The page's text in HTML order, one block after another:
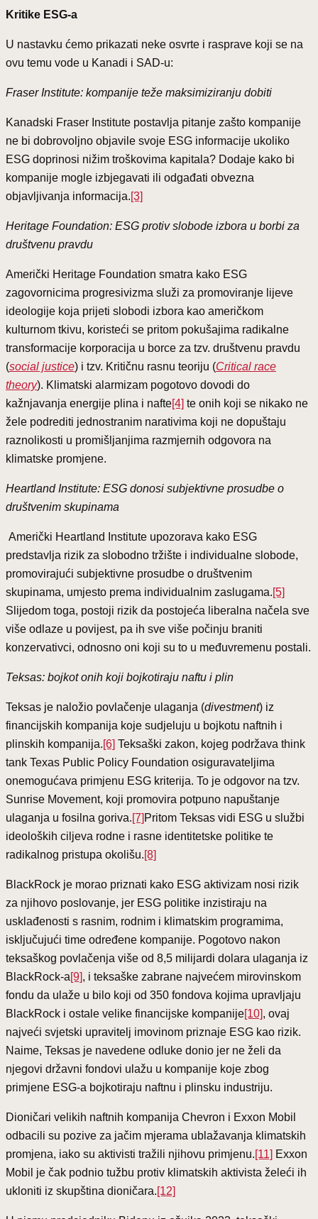
Kritike ESG-a
U nastavku ćemo prikazati neke osvrte i rasprave koji se na
ovu temu vode u Kanadi i SAD-u:
Fraser Institute: kompanije teže maksimiziranju dobiti
Kanadski Fraser Institute postavlja pitanje zašto kompanije
ne bi dobrovoljno objavile svoje ESG informacije ukoliko
ESG doprinosi nižim troškovima kapitala? Dodaje kako bi
kompanije mogle izbjegavati ili odgađati obvezna
objavljivanja informacija.[3]
Heritage Foundation: ESG protiv slobode izbora u borbi za
društvenu pravdu
Američki Heritage Foundation smatra kako ESG
zagovornicima progresivizma služi za promoviranje lijeve
ideologije koja prijeti slobodi izbora kao američkom
kulturnom tkivu, koristeći se pritom pokušajima radikalne
transformacije korporacija u borce za tzv. društvenu pravdu
(social justice) i tzv. Kritičnu rasnu teoriju (Critical race
theory). Klimatski alarmizam pogotovo dovodi do
kažnjavanja energije plina i nafte[4] te onih koji se nikako ne
žele podrediti jednostranim narativima koji ne dopuštaju
raznolikosti u promišljanjima razmjernih odgovora na
klimatske promjene.
Heartland Institute: ESG donosi subjektivne prosudbe o
društvenim skupinama
Američki Heartland Institute upozorava kako ESG
predstavlja rizik za slobodno tržište i individualne slobode,
promovirajući subjektivne prosudbe o društvenim
skupinama, umjesto prema individualnim zaslugama.[5]
Slijedom toga, postoji rizik da postojeća liberalna načela sve
više odlaze u povijest, pa ih sve više počinju braniti
konzervativci, odnosno oni koji su to u međuvremenu postali.
Teksas: bojkot onih koji bojkotiraju naftu i plin
Teksas je naložio povlačenje ulaganja (divestment) iz
financijskih kompanija koje sudjeluju u bojkotu naftnih i
plinskih kompanija.[6] Teksaški zakon, kojeg podržava think
tank Texas Public Policy Foundation osiguravateljima
onemogućava primjenu ESG kriterija. To je odgovor na tzv.
Sunrise Movement, koji promovira potpuno napuštanje
ulaganja u fosilna goriva.[7] Pritom Teksas vidi ESG u službi
ideoloških ciljeva rodne i rasne identitetske politike te
radikalnog pristupa okolišu.[8]
BlackRock je morao priznati kako ESG aktivizam nosi rizik
za njihovo poslovanje, jer ESG politike inzistiraju na
usklađenosti s rasnim, rodnim i klimatskim programima,
isključujući time određene kompanije. Pogotovo nakon
teksaškog povlačenja više od 8,5 milijardi dolara ulaganja iz
BlackRock-a[9], i teksaške zabrane najvećem mirovinskom
fondu da ulaže u bilo koji od 350 fondova kojima upravljaju
BlackRock i ostale velike financijske kompanije[10], ovaj
najveći svjetski upravitelj imovinom priznaje ESG kao rizik.
Naime, Teksas je navedene odluke donio jer ne želi da
njegovi državni fondovi ulažu u kompanije koje zbog
primjene ESG-a bojkotiraju naftnu i plinsku industriju.
Dioničari velikih naftnih kompanija Chevron i Exxon Mobil
odbacili su pozive za jačim mjerama ublažavanja klimatskih
promjena, iako su aktivisti tražili njihovu primjenu.[11] Exxon
Mobil je čak podnio tužbu protiv klimatskih aktivista želeći ih
ukloniti iz skupština dioničara.[12]